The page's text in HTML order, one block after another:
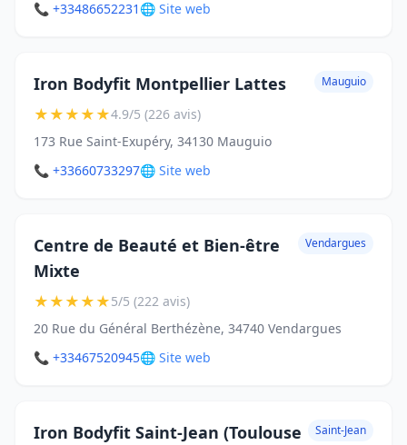
📞 +33486652231 🌐 Site web
Iron Bodyfit Montpellier Lattes Mauguio
★★★★★4.9/5 (226 avis)
173 Rue Saint-Exupéry, 34130 Mauguio
📞 +33660733297🌐 Site web
Centre de Beauté et Bien-être
Mixte
Vendargues
★★★★★5/5 (222 avis)
20 Rue du Général Berthézène, 34740 Vendargues
📞 +33467520945🌐 Site web
Iron Bodyfit Saint-Jean (Toulouse
Saint-Jean